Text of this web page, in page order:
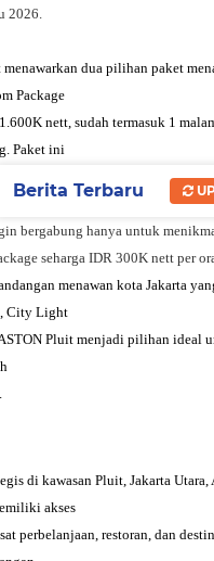
2026.
dua pilihan paket
Package
nett, sudah termasuk 1
Paket ini
yang ingin menikmati
tahun baru
tanpa perlu
bergabung hanya untuk
seharga IDR 300K nett per
menawan kota Jakarta
City Light
Pluit menjadi pilihan ideal
di kawasan Pluit, Jakarta
akses
perbelanjaan, restoran, dan
Berita Terbaru